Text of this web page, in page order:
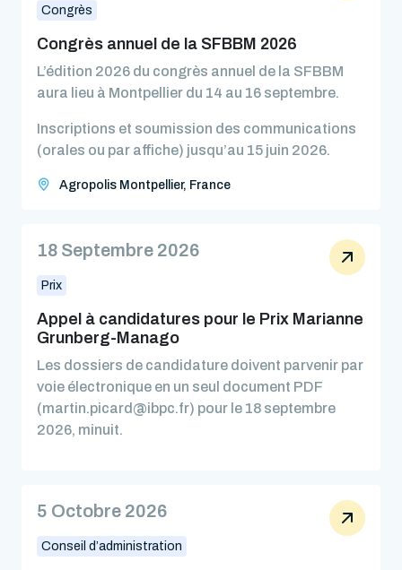
Congrès
Congrès annuel de la SFBBM 2026
L’édition 2026 du congrès annuel de la SFBBM
aura lieu à Montpellier du 14 au 16 septembre.
Inscriptions et soumission des communications
(orales ou par affiche) jusqu’au 15 juin 2026.
Agropolis Montpellier, France
18 Septembre 2026
Prix
Appel à candidatures pour le Prix Marianne
Grunberg-Manago
Les dossiers de candidature doivent parvenir par
voie électronique en un seul document PDF
(martin.picard@ibpc.fr) pour le 18 septembre
2026, minuit.
5 Octobre 2026
Conseil d’administration